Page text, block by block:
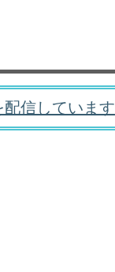
信しています